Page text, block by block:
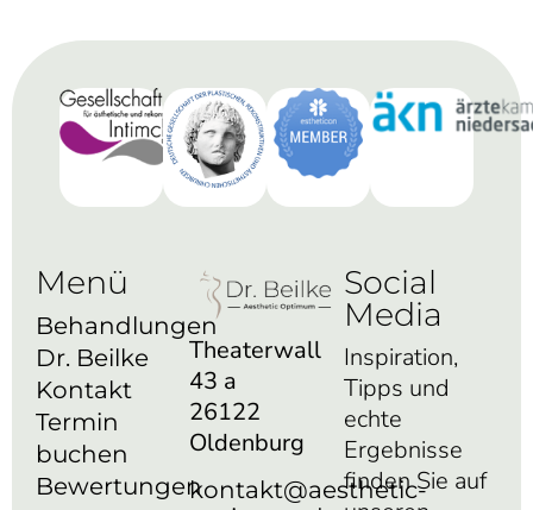
Menü
Behandlungen
Dr. Beilke
Kontakt
Termin
buchen
Bewertungen
Theaterwall
43 a
26122
Oldenburg
kontakt@aesthetic-
Social
Media
Inspiration,
Tipps und
echte
Ergebnisse
finden Sie auf